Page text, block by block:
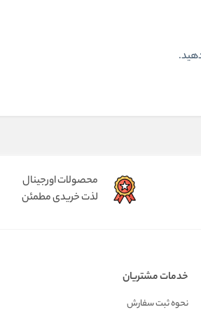
محصولات اورجینال
لذت خریدی مطمئن
خدمات مشتریان
نحوه ثبت سفارش